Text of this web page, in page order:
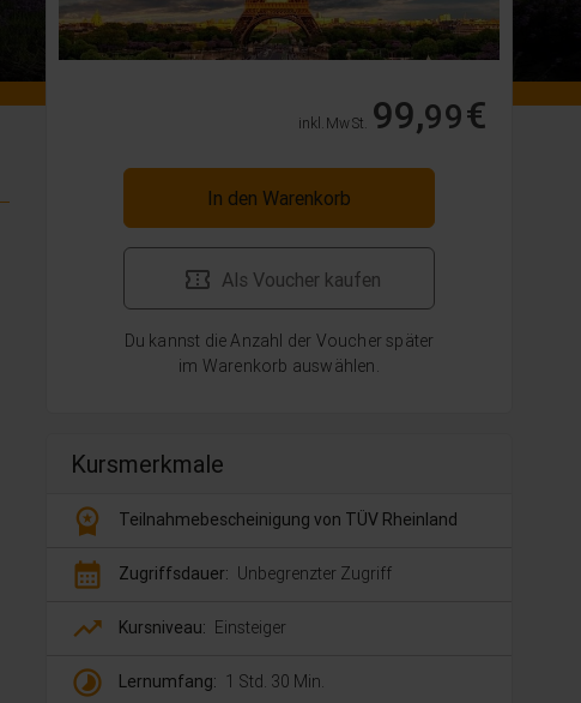
inkl. MwSt. 99,99€
In den Warenkorb
Als Voucher kaufen
Du kannst die Anzahl der Voucher später
im Warenkorb auswählen.
Kursmerkmale
workspace_premium Teilnahmebescheinigung von TÜV Rheinland
calendar_month Zugriffsdauer: Unbegrenzter Zugriff
trending_up Kursniveau: Einsteiger
timelapse Lernumfang: 1 Std. 30 Min.